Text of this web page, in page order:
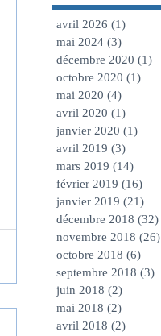
avril 2026 (1)
mai 2024 (3)
décembre 2020 (1)
octobre 2020 (1)
mai 2020 (4)
avril 2020 (1)
janvier 2020 (1)
avril 2019 (3)
mars 2019 (14)
février 2019 (16)
janvier 2019 (21)
décembre 2018 (32)
novembre 2018 (26)
octobre 2018 (6)
septembre 2018 (3)
juin 2018 (2)
mai 2018 (2)
avril 2018 (2)